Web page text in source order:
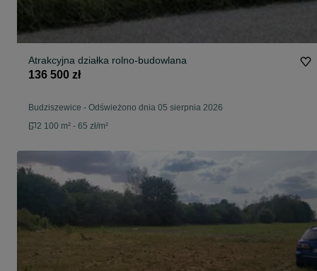
Atrakcyjna działka rolno-budowlana
136 500 zł
Budziszewice - Odświeżono dnia 05 sierpnia 2026
2 100 m² - 65 zł/m²